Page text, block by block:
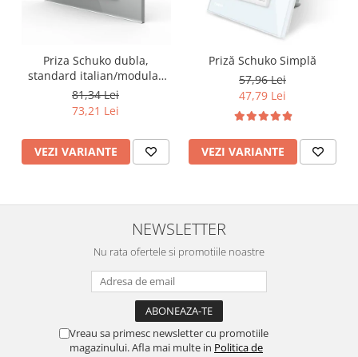
Iluminat Scari/Trepte
Becuri și surse LED
Sine magnetice
Iluminat Exterior
Spoturi Exterior Incastrabile
Banda - Surse si Accesorii LED
Controlere și senzori LED
Priza Schuko dubla,
standard italian/modular
4M
81,34 Lei
73,21 Lei
VEZI VARIANTE
Priză Schuko Simplă
57,96 Lei
47,79 Lei
VEZI VARIANTE
NEWSLETTER
Nu rata ofertele si promotiile noastre
Vreau sa primesc newsletter cu promotiile
magazinului. Afla mai multe in Politica de